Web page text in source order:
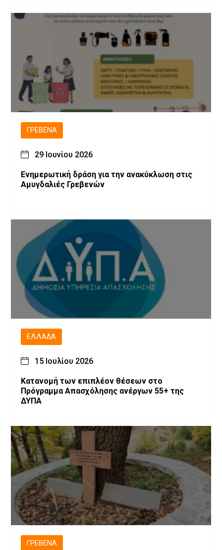
ΓΡΕΒΕΝΆ
29 Ιουνίου 2026
Ενημερωτική δράση για την ανακύκλωση στις
Αμυγδαλιές Γρεβενών
ΕΛΛΆΔΑ
15 Ιουλίου 2026
Κατανομή των επιπλέον θέσεων στο
Πρόγραμμα Απασχόλησης ανέργων 55+ της
ΔΥΠΑ
ΓΡΕΒΕΝΆ